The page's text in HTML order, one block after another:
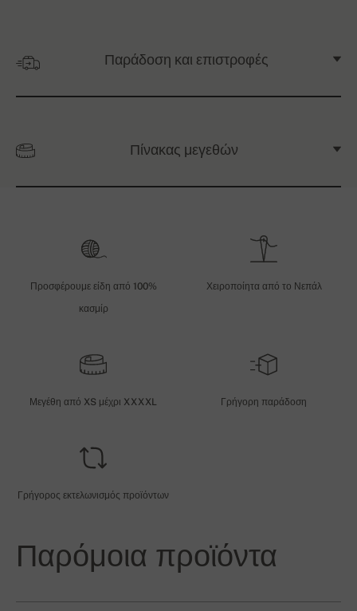
Παράδοση και επιστροφές
Πίνακας μεγεθών
Προσφέρουμε είδη από 100%
κασμίρ
Χειροποίητα από το Νεπάλ
Μεγέθη από XS μέχρι XXXXL Γρήγορη παράδοση
Γρήγορος εκτελωνισμός προϊόντων
Παρόμοια προϊόντα